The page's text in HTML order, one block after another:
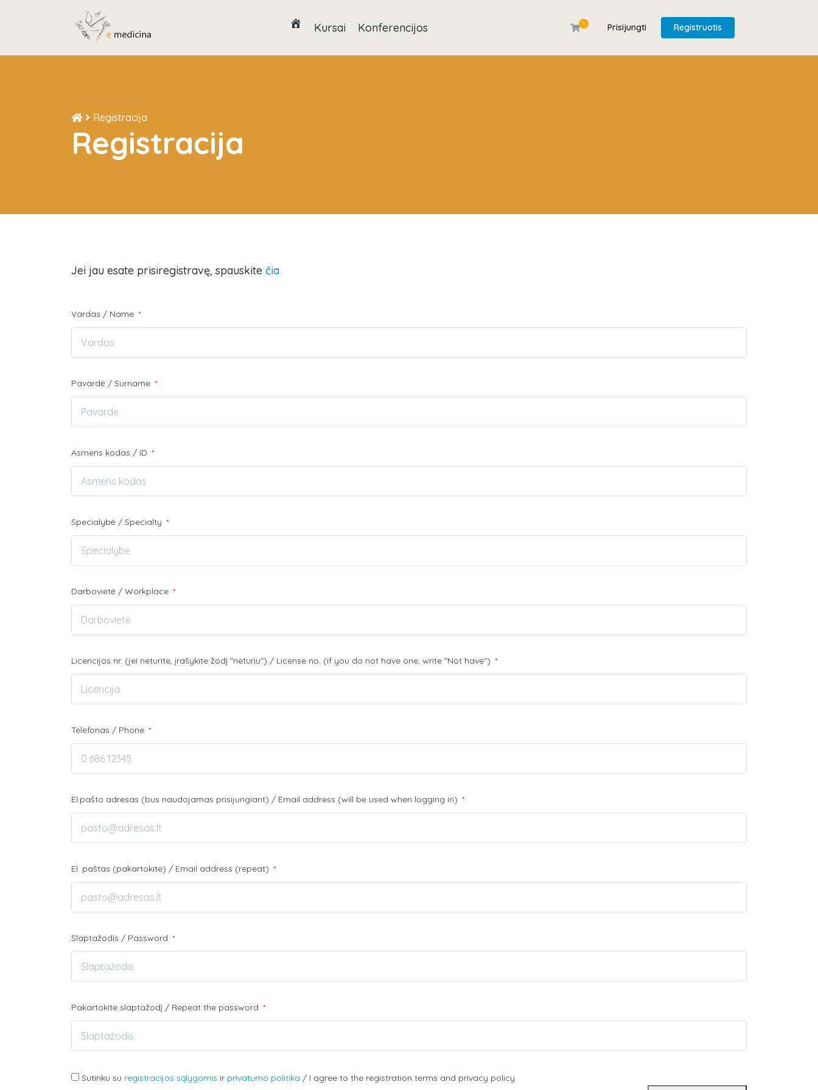
Kursai Konferencijos 0 Prisijungti Registruotis
Registracija
Registracija
Jei jau esate prisiregistravę, spauskite čia
Vardas / Name *
Pavardė / Surname *
Asmens kodas / ID *
Specialybė / Specialty *
Darbovietė / Workplace *
Licencijos nr. (jei neturite, įrašykite žodį "neturiu") / License no. (if you do not have one, write "Not have") *
Telefonas / Phone *
El.pašto adresas (bus naudojamas prisijungiant) / Email address (will be used when logging in) *
El. paštas (pakartokite) / Email address (repeat) *
Slaptažodis / Password *
Pakartokite slaptažodį / Repeat the password *
Sutinku su registracijos sąlygomis ir privatumo politika / I agree to the registration terms and privacy policy